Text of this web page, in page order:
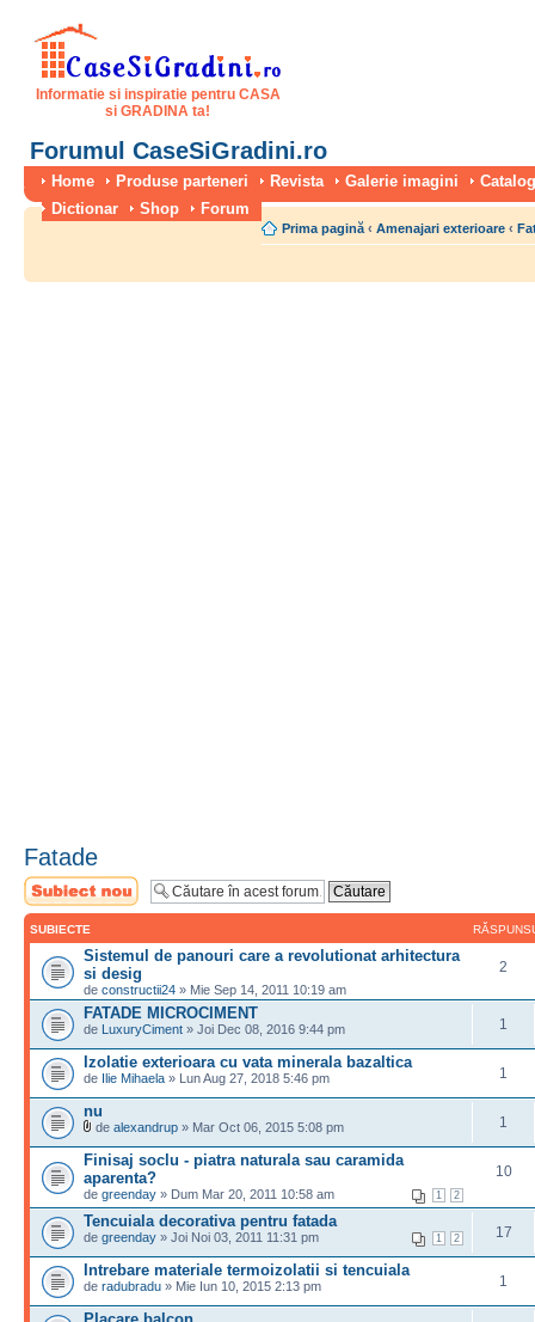
Informatie si inspiratie pentru CASA
si GRADINA ta!
Forumul CaseSiGradini.ro
Home Produse parteneri Revista Galerie imagini
Dictionar
Shop Forum
Prima pagină ‹ Amenajari exterioare ‹
Fatade
Scrie un subiect
nou
SUBIECTE
Sistemul de panouri care a revolutionat arhitectura
si desig
de constructii24 » Mie Sep 14, 2011 10:19 am
2
FATADE MICROCIMENT
de LuxuryCiment » Joi Dec 08, 2016 9:44 pm 1
Izolatie exterioara cu vata minerala bazaltica
de Ilie Mihaela » Lun Aug 27, 2018 5:46 pm 1
nu
de alexandrup » Mar Oct 06, 2015 5:08 pm 1
Finisaj soclu - piatra naturala sau caramida
aparenta?
1 2
de greenday » Dum Mar 20, 2011 10:58 am
10
Tencuiala decorativa pentru fatada
1 2
de greenday » Joi Noi 03, 2011 11:31 pm 17
Intrebare materiale termoizolatii si tencuiala
de radubradu » Mie Iun 10, 2015 2:13 pm 1